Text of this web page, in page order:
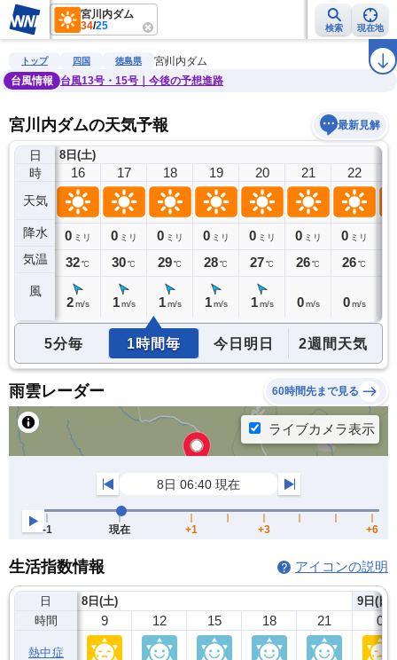
宮川内ダム
34/25 検索 現在地
雨雲レーダー 台風情報 地震情報 ラ
トップ 四国 徳島県
宮川内ダム
台風情報
台風13号・15号｜今後の予想進路
宮川内ダムの天気予報 最新見解
日
時
天気
降水
気温
風
8日(土)
15
0ミリ
33℃
16
0 ミリ
32℃
2 m/s
17
0 ミリ
30℃
1 m/s
18
0 ミリ
29℃
1 m/s
19
0 ミリ
28℃
1 m/s
20
0 ミリ
27℃
1 m/s
21
0 ミリ
26℃
0 m/s
22
0 ミリ
26℃
0 m/s
5分毎 1時間毎 今日明日 2週間天気
雨雲レーダー 60時間先まで見る
生活指数情報 アイコンの説明
日
時間
熱中症
8日(土)
9 12 15 18 21
9日(日)
0